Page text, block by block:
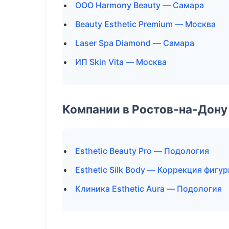
ООО Harmony Beauty — Самара
Beauty Esthetic Premium — Москва
Laser Spa Diamond — Самара
ИП Skin Vita — Москва
Компании в Ростов-на-Дону
Esthetic Beauty Pro — Подология
Esthetic Silk Body — Коррекция
Клиника Esthetic Aura — Подология